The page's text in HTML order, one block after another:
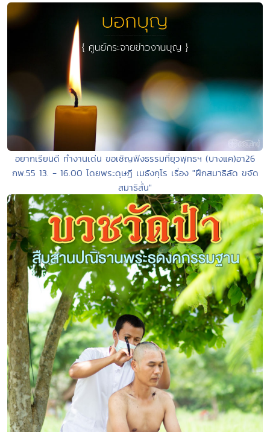
อยากเรียนดี ทำงานเด่น ขอเชิญฟังธรรมที่ยุวพุทธฯ (บางแค)อา26
กพ.55 13. - 16.00 โดยพระดุษฎี เมธังกุโร เรื่อง "ฝึกสมาธิลัด ขจัด
สมาธิสั้น"